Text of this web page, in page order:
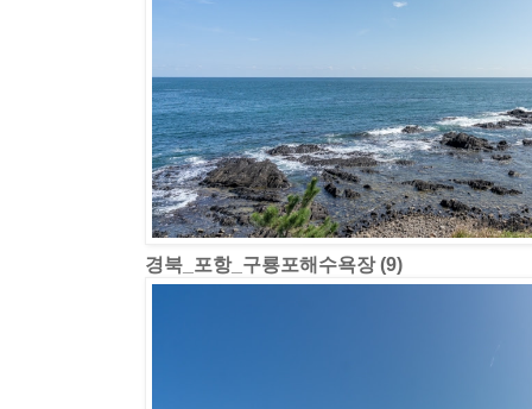
경북_포항_구룡포해수욕장 (9)